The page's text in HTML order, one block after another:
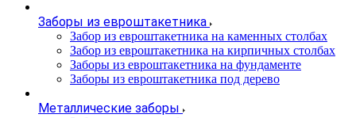
Заборы из евроштакетника
Забор из евроштакетника на каменных столбах
Забор из евроштакетника на кирпичных столбах
Заборы из евроштакетника на фундаменте
Заборы из евроштакетника под дерево
Металлические заборы